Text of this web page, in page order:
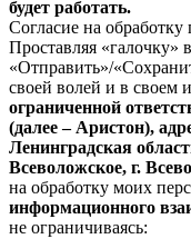
будет работать.
Согласие на
Проставляя
«Отправить»/
своей волей и в своем
ограниченной
(далее – Аристон),
Ленинградская
Всеволожское, г.
на обработку моих
информационного
не ограничиваясь: